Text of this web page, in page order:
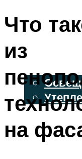
Что
из
на